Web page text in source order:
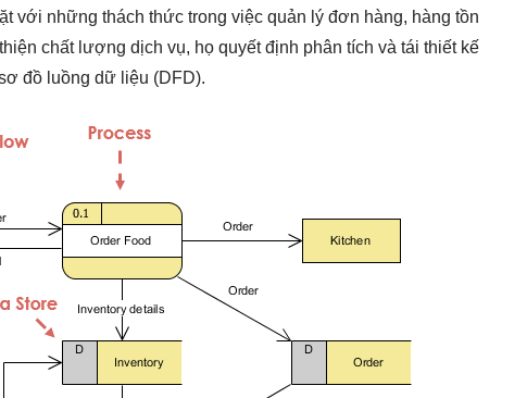
với những thách thức trong việc quản lý đơn hàng, hàng tồn
chất lượng dịch vụ, họ quyết định phân tích và tái thiết kế
đồ luồng dữ liệu (DFD).